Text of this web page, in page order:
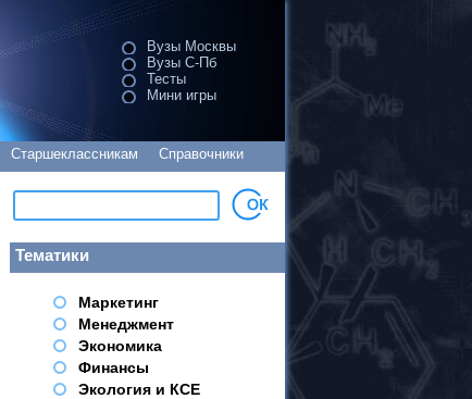
Вузы Москвы
Вузы С-Пб
Тесты
Мини игры
Старшеклассникам Справочники
Тематики
Маркетинг
Менеджмент
Экономика
Финансы
Экология и КСЕ